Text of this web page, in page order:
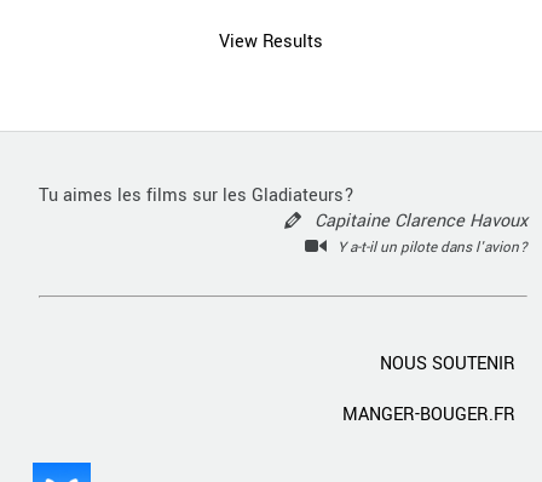
View Results
Tu aimes les films sur les Gladiateurs?
Capitaine Clarence Havoux
Y a-t-il un pilote dans l'avion?
NOUS SOUTENIR
MANGER-BOUGER.FR